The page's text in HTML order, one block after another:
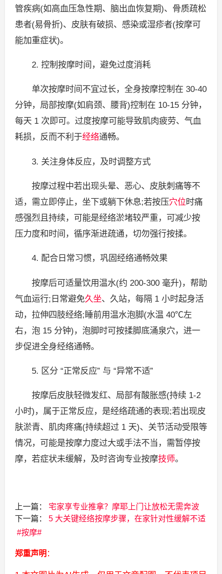
管疾病(如高血压急性期、脑出血恢复期)、骨质疏松
患者(易骨折)、皮肤有破损、感染或湿疹者(按摩可
能加重症状)。
2. 控制按摩时间，避免过度消耗
单次按摩时间不宜过长，全身按摩控制在 30-40
分钟，局部按摩(如肩颈、腰背)控制在 10-15 分钟，
每天 1 次即可。过度按摩可能导致肌肉疲劳、气血
耗损，反而不利于经络通畅。
3. 关注身体反应，及时调整方式
按摩过程中若出现头晕、恶心、皮肤刺痛等不
适，需立即停止，坐下或躺下休息;若按压穴位时痛
感强烈且持续，可能是经络淤堵较严重，可减少按
压力度和时间，循序渐进疏通，切勿强行按揉。
4. 配合日常习惯，巩固经络通畅效果
按摩后可适量饮用温水(约 200-300 毫升)，帮助
气血运行;日常避免久坐、久站，每隔 1 小时起身活
动，拉伸四肢经络;睡前用温水泡脚(水温 40℃左
右，泡 15 分钟)，泡脚时可按揉脚底涌泉穴，进一
步促进全身经络通畅。
5. 区分 “正常反应” 与 “异常不适”
按摩后皮肤轻微发红、局部有酸胀感(持续 1-2
小时)，属于正常反应，是经络疏通的表现;若出现皮
肤淤青、肌肉疼痛(持续超过 1 天)、关节活动受限等
情况，可能是按摩力度过大或手法不当，需暂停按
摩，若症状未缓解，及时咨询专业按摩技师。
上一篇：
宅家享专业推拿？摩耶上门让放松无需奔波
下一篇：
5 大关键经络按摩步骤，在家针对性缓解不适​
按摩
郑重声明 ：